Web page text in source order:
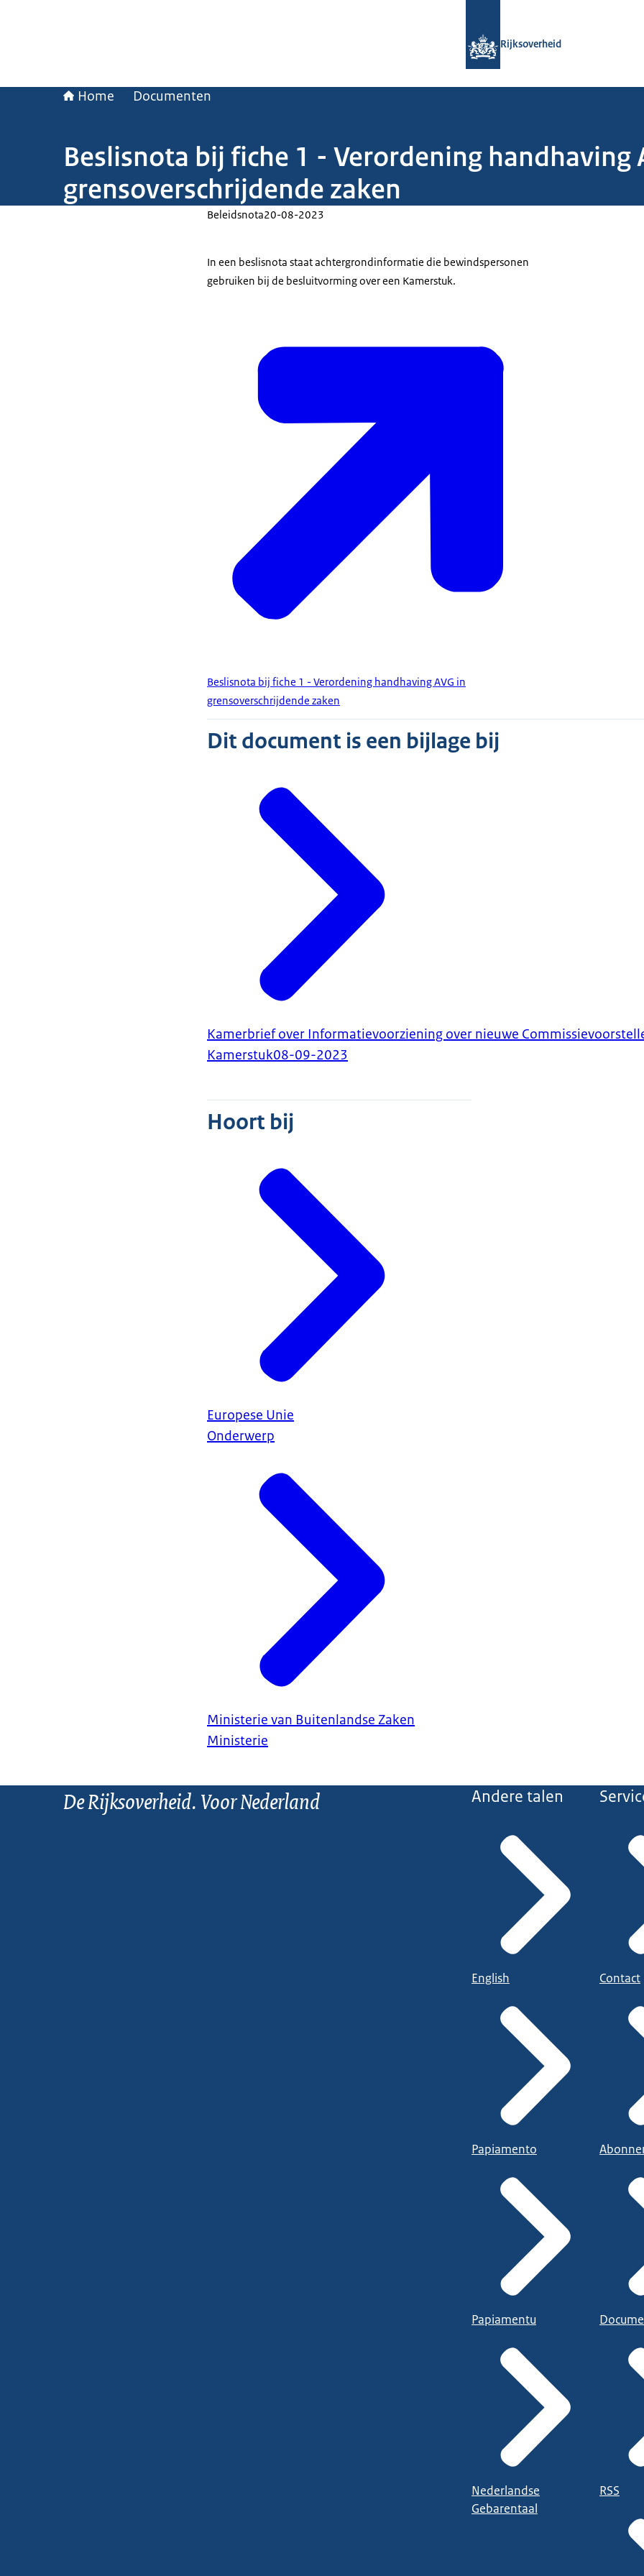
Rijksoverheid
Home Documenten
Beslisnota bij fiche 1 - Verordening handhaving
grensoverschrijdende zaken
Beleidsnota20-08-2023
In een beslisnota staat achtergrondinformatie die bewindspersonen
gebruiken bij de besluitvorming over een Kamerstuk.
Beslisnota bij fiche 1 - Verordening handhaving AVG in
grensoverschrijdende zaken
Dit document is een bijlage bij
Kamerbrief over Informatievoorziening over nieuwe
Kamerstuk08-09-2023
Hoort bij
Europese Unie
Onderwerp
Ministerie van Buitenlandse Zaken
Ministerie
De Rijksoverheid. Voor Nederland Andere talen
English
Papiamento
Papiamentu
Nederlandse
Gebarentaal
Contact
RSS